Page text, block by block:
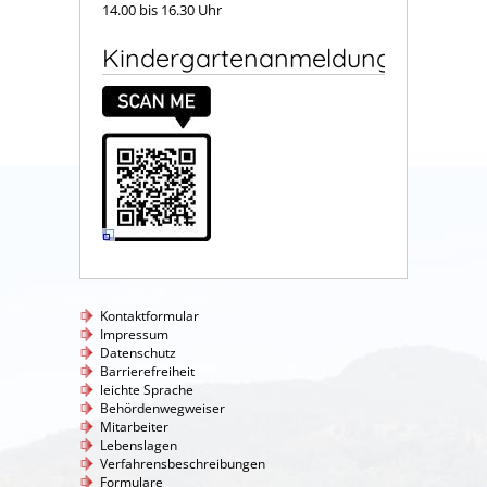
14.00 bis 16.30 Uhr
Kindergartenanmeldung
Kontaktformular
Impressum
Datenschutz
Barrierefreiheit
leichte Sprache
Behördenwegweiser
Mitarbeiter
Lebenslagen
Verfahrensbeschreibungen
Formulare